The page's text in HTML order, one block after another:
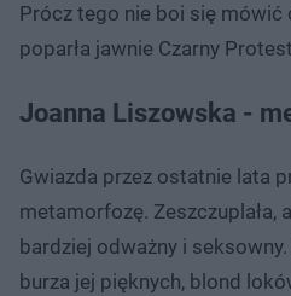
Prócz tego nie boi się mówić
poparła jawnie Czarny
Joanna Liszowska -
Gwiazda przez ostatnie lata
metamorfozę. Zeszczuplała,
bardziej odważny i
burza jej pięknych, blond